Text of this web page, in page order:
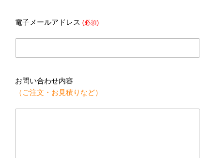
電子メールアドレス (必須)
お問い合わせ内容
（ご注文・お見積りなど）